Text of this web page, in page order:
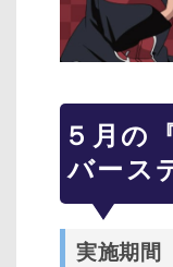
５月の
バース
実施期間